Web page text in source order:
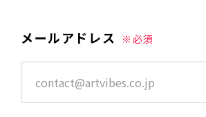
メールアドレス ※必須